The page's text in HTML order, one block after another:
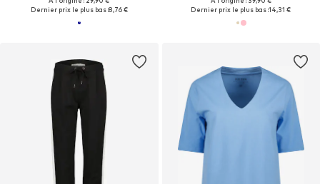
Dernier prix le plus bas :8,76 €
Dernier prix le plus bas :14,31 €